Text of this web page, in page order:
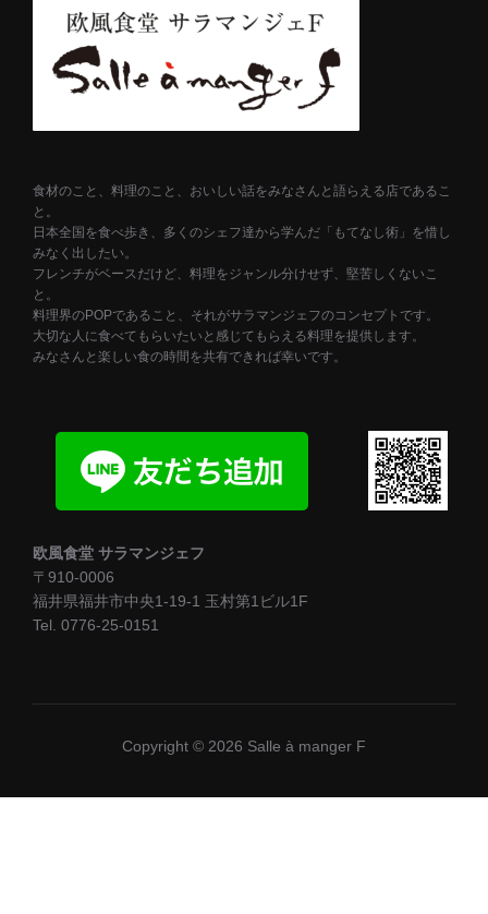
食材のこと、料理のこと、おいしい話をみなさんと語らえる店であるこ
と。
日本全国を食べ歩き、多くのシェフ達から学んだ「もてなし術」を惜し
みなく出したい。
フレンチがベースだけど、料理をジャンル分けせず、堅苦しくないこ
と。
料理界のPOPであること、それがサラマンジェフのコンセプトです。
大切な人に食べてもらいたいと感じてもらえる料理を提供します。
みなさんと楽しい食の時間を共有できれば幸いです。
欧風食堂 サラマンジェフ
〒910-0006
福井県福井市中央1-19-1 玉村第1ビル1F
Tel. 0776-25-0151
Copyright © 2026 Salle à manger F